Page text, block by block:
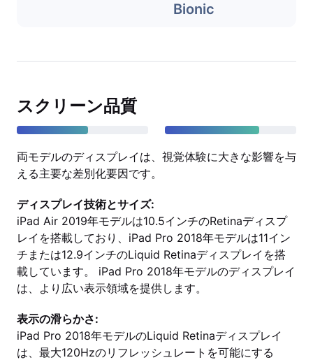
Bionic
スクリーン品質
両モデルのディスプレイは、視覚体験に大きな影響を与
える主要な差別化要因です。
ディスプレイ技術とサイズ:
iPad Air 2019年モデルは10.5インチのRetinaディスプ
レイを搭載しており、iPad Pro 2018年モデルは11イン
チまたは12.9インチのLiquid Retinaディスプレイを搭
載しています。 iPad Pro 2018年モデルのディスプレイ
は、より広い表示領域を提供します。
表示の滑らかさ:
iPad Pro 2018年モデルのLiquid Retinaディスプレイ
は、最大120Hzのリフレッシュレートを可能にする